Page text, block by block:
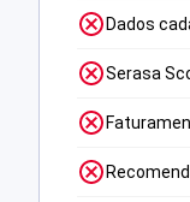
Dados
Serasa